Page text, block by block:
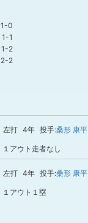
1-0
1-1
1-2
2-2
左打 4年 投手:桑形 康平
１アウト走者なし
左打 4年 投手:桑形 康平
１アウト１塁